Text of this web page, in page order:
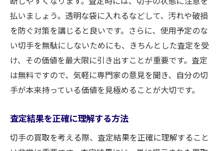
払いましょう。透明な袋に入れるなどして、汚れや破損
を防ぐ対策を講じると良いです。さらに、使用予定のな
い切手を無駄にしないためにも、きちんとした査定を受
け、その価値を最大限に引き出すことが重要です。査定
は無料ですので、気軽に専門家の意見を聞き、自分の切
手が本来持っている価値を見極めることが大切です。
査定結果を正確に理解する方法
切手の買取を考える際、査定結果を正確に理解すること